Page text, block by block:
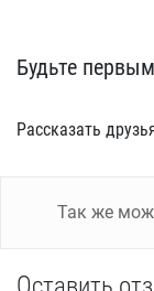
Будьте
Рассказать
Так же